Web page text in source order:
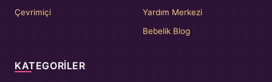
Çevrimiçi
Yardım Merkezi
Bebelik Blog
KATEGORILER